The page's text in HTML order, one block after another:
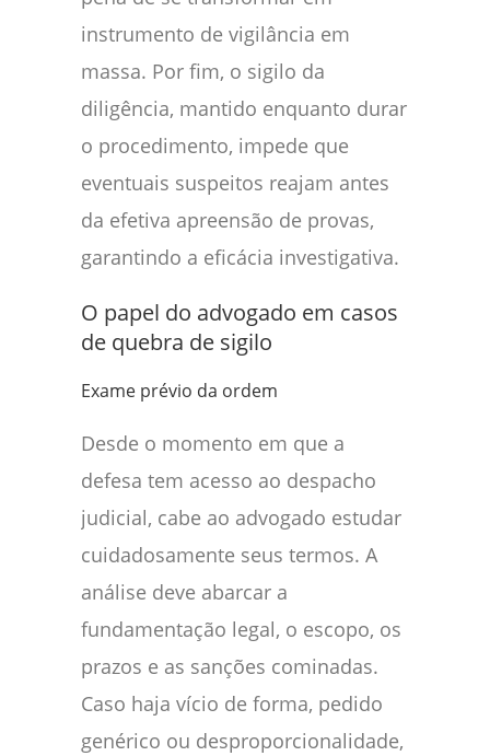
instrumento de vigilância em
massa. Por fim, o sigilo da
diligência, mantido enquanto durar
o procedimento, impede que
eventuais suspeitos reajam antes
da efetiva apreensão de provas,
garantindo a eficácia investigativa.
O papel do advogado em casos
de quebra de sigilo
Exame prévio da ordem
Desde o momento em que a
defesa tem acesso ao despacho
judicial, cabe ao advogado estudar
cuidadosamente seus termos. A
análise deve abarcar a
fundamentação legal, o escopo, os
prazos e as sanções cominadas.
Caso haja vício de forma, pedido
genérico ou desproporcionalidade,